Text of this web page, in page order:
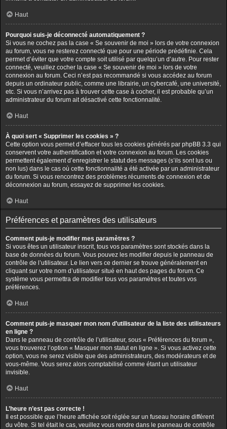
Haut
Pourquoi suis-je déconnecté automatiquement ?
Si vous ne cochez pas la case « Se souvenir de moi » lors de votre connexion
au forum, vous ne resterez connecté que pour une période prédéfinie. Cela
permet d’éviter que votre compte soit utilisé par quelqu’un d’autre. Pour rester
connecté, veuillez cocher la case « Se souvenir de moi » lors de votre
connexion au forum. Ceci n’est pas recommandé si vous accédez au forum
depuis un ordinateur public, comme une librairie, un cybercafé, une université,
etc. Si vous n’arrivez pas à trouver cette case à cocher, il est probable qu’un
administrateur du forum ait désactivé cette fonctionnalité.
Haut
À quoi sert « Supprimer les cookies » ?
Cette option vous permet d’effacer tous les cookies générés par phpBB 3.3 qui
conservent votre authentification et votre connexion au forum. Les cookies
permettent également d’enregistrer le statut des messages (s’ils sont lus ou
non lus) dans le cas où cette fonctionnalité a été activée par un administrateur
du forum. Si vous rencontrez des problèmes récurrents de connexion et de
déconnexion au forum, essayez de supprimer les cookies.
Haut
Préférences et paramètres des utilisateurs
Comment puis-je modifier mes paramètres ?
Si vous êtes un utilisateur inscrit, tous vos paramètres sont stockés dans la
base de données du forum. Vous pouvez les modifier depuis le panneau de
contrôle de l’utilisateur. Le lien vers ce dernier se trouve généralement en
cliquant sur votre nom d’utilisateur situé en haut des pages du forum. Ce
système vous permettra de modifier tous vos paramètres et toutes vos
préférences.
Haut
Comment puis-je masquer mon nom d’utilisateur de la liste des utilisateurs
en ligne ?
Dans le panneau de contrôle de l’utilisateur, sous « Préférences du forum »,
vous trouverez l’option « Masquer mon statut en ligne ». Si vous activez cette
option, vous ne serez visible que des administrateurs, des modérateurs et de
vous-même. Vous serez alors comptabilisé comme étant un utilisateur
invisible.
Haut
L’heure n’est pas correcte !
Il est possible que l’heure affichée soit réglée sur un fuseau horaire différent
du vôtre. Si tel était le cas, veuillez vous rendre dans le panneau de contrôle